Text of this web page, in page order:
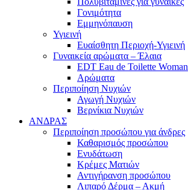
Γονιμότητα
Εμμηνόπαυση
Υγιεινή
Ευαίσθητη Περιοχή-Υγιεινή
Γυναικεία αρώματα – Έλαια
EDT Eau de Toilette Woman
Αρώματα
Περιποίηση Νυχιών
Αγωγή Νυχιών
Βερνίκια Νυχιών
ΑΝΔΡΑΣ
Περιποίηση προσώπου για άνδρες
Καθαρισμός προσώπου
Ενυδάτωση
Κρέμες Ματιών
Αντιγήρανση προσώπου
Λιπαρό Δέρμα – Ακμή